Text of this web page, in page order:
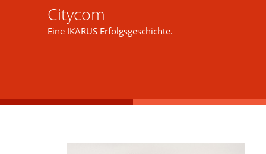
Citycom
Eine IKARUS Erfolgsgeschichte.